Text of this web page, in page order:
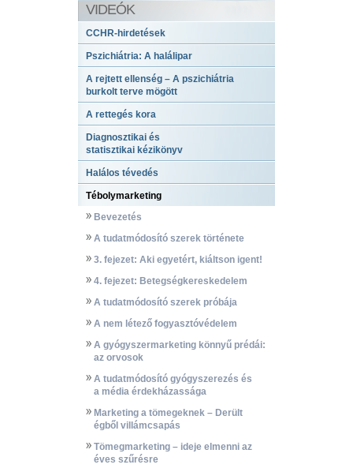
VIDEÓK
CCHR-hirdetések
Pszichiátria: A halálipar
A rejtett ellenség – A pszichiátria
burkolt terve mögött
A rettegés kora
Diagnosztikai és
statisztikai kézikönyv
Halálos tévedés
Tébolymarketing
Bevezetés
A tudatmódosító szerek története
3. fejezet: Aki egyetért, kiáltson igent!
4. fejezet: Betegségkereskedelem
A tudatmódosító szerek próbája
A nem létező fogyasztóvédelem
A gyógyszermarketing könnyű prédái:
az orvosok
A tudatmódosító gyógyszerezés és
a média érdekházassága
Marketing a tömegeknek – Derült
égből villámcsapás
Tömegmarketing – ideje elmenni az
éves szűrésre